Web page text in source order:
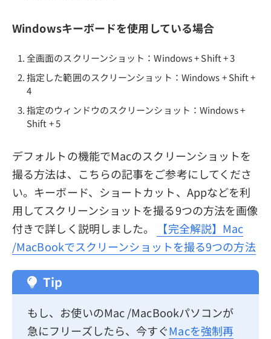
Windowsキーボードを使用している場合
全画面のスクリーンショット：Windows + Shift + 3
指定した範囲のスクリーンショット：Windows + Shift +
4
指定のウィンドウのスクリーンショット：Windows +
Shift + 5
デフォルトの機能でMacのスクリーンショットを
撮る方法は、こちらの記事をご参考にしてくださ
い。キーボード、ショートカット、Appなどを利
用してスクリーンショットを撮る9つの方法を画像
付きで詳しく説明しました。
【完全解説】Mac
/MacBookでスクリーンショットを撮る9つの方法
Tip
もし、お使いのMac /MacBookパソコンが
急にフリーズしたら、今すぐMacを強制再